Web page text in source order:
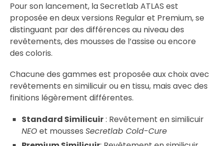
Pour son lancement, la Secretlab ATLAS est
proposée en deux versions Regular et Premium, se
distinguant par des différences au niveau des
revêtements, des mousses de l’assise ou encore
des coloris.
Chacune des gammes est proposée aux choix avec
revêtements en similicuir ou en tissu, mais avec des
finitions légèrement différentes.
Standard Similicuir: Revêtement en similicuir
NEO et mousses Secretlab Cold-Cure